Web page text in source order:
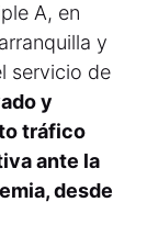
A, en
y
servicio de
y
tráfico
ante la
desde